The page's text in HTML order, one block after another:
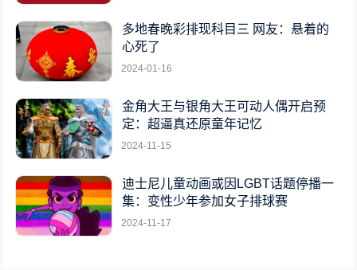
多地春晚彩排现科目三 网友：悬着的
心死了
2024-01-16
金角大王与银角大王可动人偶开启预
定：超逼真还原童年记忆
2024-11-15
迪士尼儿童动画或因LGBT话题停播一
集：变性少年参加女子排球赛
2024-11-17